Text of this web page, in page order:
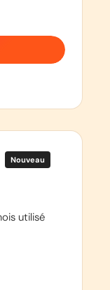
Nouveau
utilisé